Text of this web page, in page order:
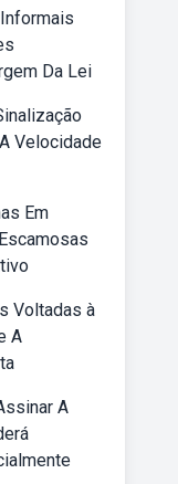
Da Lei
Velocidade
Em
Voltadas à
A
A